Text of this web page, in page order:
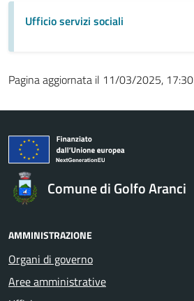
Ufficio servizi sociali
Pagina aggiornata il 11/03/2025, 17:30
Comune di Golfo Aranci
AMMINISTRAZIONE
Organi di governo
Aree amministrative